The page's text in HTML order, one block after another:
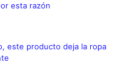
esta razón
este producto deja la ropa